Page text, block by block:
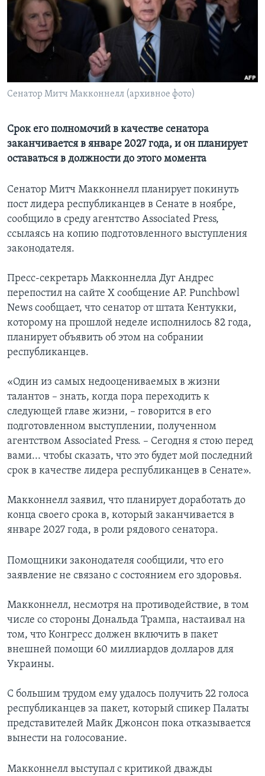
Learning English
СОЦИАЛЬНЫЕ СЕТИ
Сенатор Митч Макконнелл (архивное фото)
Срок его полномочий в качестве сенатора
заканчивается в январе 2027 года, и он планирует
оставаться в должности до этого момента
Сенатор Митч Макконнелл планирует покинуть
пост лидера республиканцев в Сенате в ноябре,
сообщило в среду агентство Associated Press,
ссылаясь на копию подготовленного выступления
законодателя.
Пресс-секретарь Макконнелла Дуг Андрес
перепостил на сайте X сообщение AP. Punchbowl
News сообщает, что сенатор от штата Кентукки,
которому на прошлой неделе исполнилось 82 года,
планирует объявить об этом на собрании
республиканцев.
«Один из самых недооцениваемых в жизни
талантов – знать, когда пора переходить к
следующей главе жизни, – говорится в его
подготовленном выступлении, полученном
агентством Associated Press. – Сегодня я стою перед
вами... чтобы сказать, что это будет мой последний
срок в качестве лидера республиканцев в Сенате».
Макконнелл заявил, что планирует доработать до
конца своего срока в, который заканчивается в
январе 2027 года, в роли рядового сенатора.
Помощники законодателя сообщили, что его
заявление не связано с состоянием его здоровья.
Макконнелл, несмотря на противодействие, в том
числе со стороны Дональда Трампа, настаивал на
том, что Конгресс должен включить в пакет
внешней помощи 60 миллиардов долларов для
Украины.
С большим трудом ему удалось получить 22 голоса
республиканцев за пакет, который спикер Палаты
представителей Майк Джонсон пока отказывается
вынести на голосование.
Макконнелл выступал с критикой дважды